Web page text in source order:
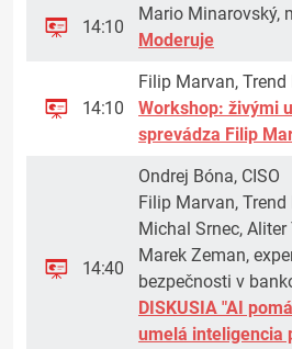
14:10
Mario Minarovský,
Moderuje
14:10
Filip Marvan,
Workshop: živými
sprevádza Filip
14:40
Ondrej Bóna, CISO
Filip Marvan,
Michal Srnec,
Marek Zeman,
bezpečnosti v
DISKUSIA "AI
umelá inteligencia